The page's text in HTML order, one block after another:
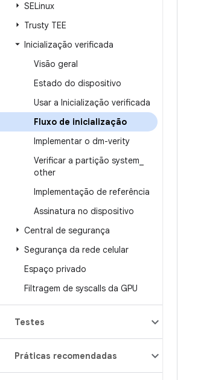
SELinux
Trusty TEE
Inicialização verificada
Visão geral
Estado do dispositivo
Usar a Inicialização verificada
Fluxo de inicialização
Implementar o dm-verity
Verificar a partição system
other
Implementação de referência
Assinatura no dispositivo
Central de segurança
Segurança da rede celular
Espaço privado
Filtragem de syscalls da GPU
Testes
Práticas recomendadas